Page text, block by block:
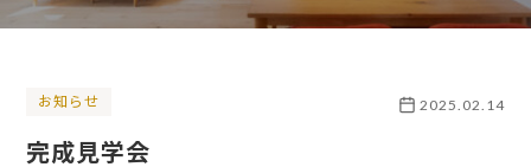
お知らせ 2025.02.14
完成見学会